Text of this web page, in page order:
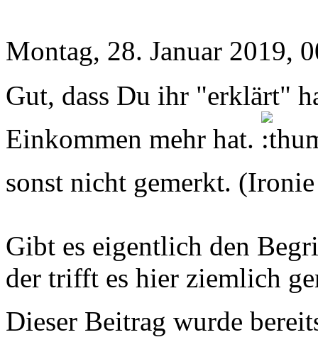
Montag, 28. Januar 2019,
Gut, dass Du ihr "erklärt"
Einkommen mehr hat.
sonst nicht gemerkt.
Gibt es eigentlich den
der trifft es hier ziemlich
Dieser Beitrag wurde